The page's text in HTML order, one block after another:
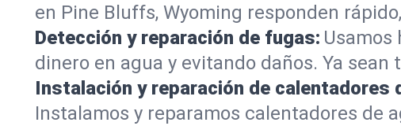
en Pine Bluffs, Wyoming responden
Detección y reparación de fugas:
dinero en agua y evitando daños. Ya
Instalación y reparación de calentadores
Instalamos y reparamos calentadores de